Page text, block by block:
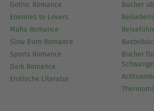
Gothic Romance
Enemies to Lovers
Mafia Romance
Slow Burn Romance
Sports Romance
Dark Romance
Erotische Literatur
Bücher
Bücher